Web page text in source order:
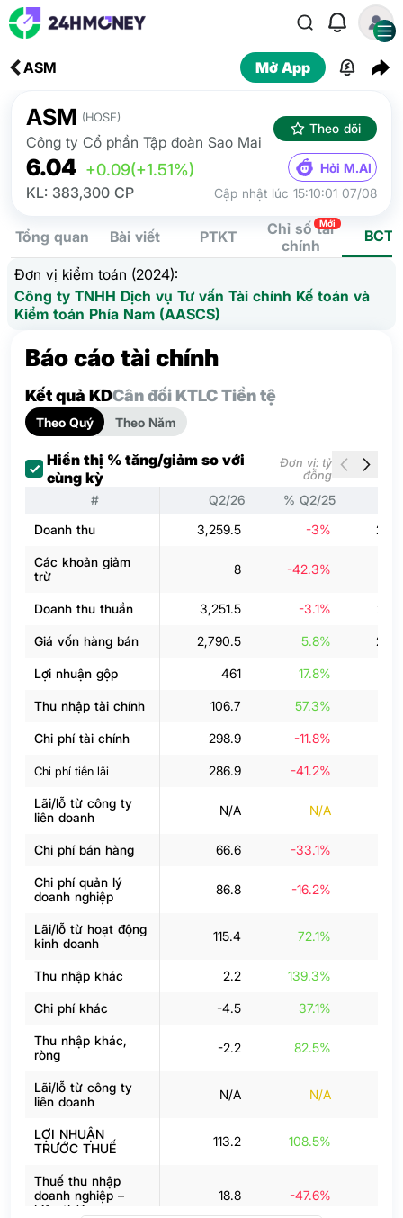
ASM Mở App
ASM (HOSE)
Công ty Cổ phần Tập đoàn Sao Mai
Theo dõi
6.04 +0.09(+1.51%) Hỏi M.AI
KL: 383,300 CP Cập nhật lúc 15:10:01 07/08
Tổng quan Bài viết PTKT
Chỉ số tài
chính
Mới
BCTC
Đơn vị kiểm toán (2024):
Công ty TNHH Dịch vụ Tư vấn Tài chính Kế toán và
Kiểm toán Phía Nam (AASCS)
Báo cáo tài chính
Kết quả KDCân đối KTLC Tiền tệ
Theo Quý Theo Năm
Hiển thị % tăng/giảm so với
cùng kỳ
Đơn vị: tỷ
đồng
# Q2/26 % Q2/25
Doanh thu
3,259.5 -3%
Các khoản giảm
trừ
8 -42.3%
Doanh thu thuần 3,251.5 -3.1%
Giá vốn hàng bán 2,790.5 5.8%
Lợi nhuận gộp 461 17.8%
Thu nhập tài chính 106.7 57.3%
Chi phí tài chính 298.9 -11.8%
Chi phí tiền lãi 286.9 -41.2%
Lãi/lỗ từ công ty
liên doanh
N/A N/A
Chi phí bán hàng 66.6 -33.1%
Chi phí quản lý
doanh nghiệp
86.8 -16.2%
Lãi/lỗ từ hoạt động
kinh doanh
115.4 72.1%
Thu nhập khác 2.2 139.3%
Chi phí khác -4.5 37.1%
Thu nhập khác,
ròng
-2.2 82.5%
Lãi/lỗ từ công ty
liên doanh
N/A N/A
LỢI NHUẬN
TRƯỚC THUẾ
113.2 108.5%
Thuế thu nhập
doanh nghiệp –
hiện thời
18.8 -47.6%